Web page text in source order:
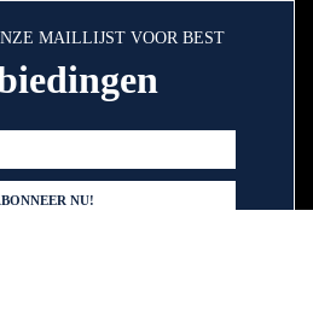
MAILLIJST VOOR BEST